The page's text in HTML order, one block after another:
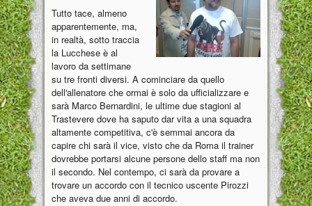
Tutto tace, almeno
apparentemente, ma,
in realtà, sotto traccia
la Lucchese è al
lavoro da settimane
su tre fronti diversi. A cominciare da quello
dell'allenatore che ormai è solo da ufficializzare e
sarà Marco Bernardini, le ultime due stagioni al
Trastevere dove ha saputo dar vita a una squadra
altamente competitiva, c'è semmai ancora da
capire chi sarà il vice, visto che da Roma il trainer
dovrebbe portarsi alcune persone dello staff ma non
il secondo. Nel contempo, ci sarà da provare a
trovare un accordo con il tecnico uscente Pirozzi
che aveva due anni di accordo.